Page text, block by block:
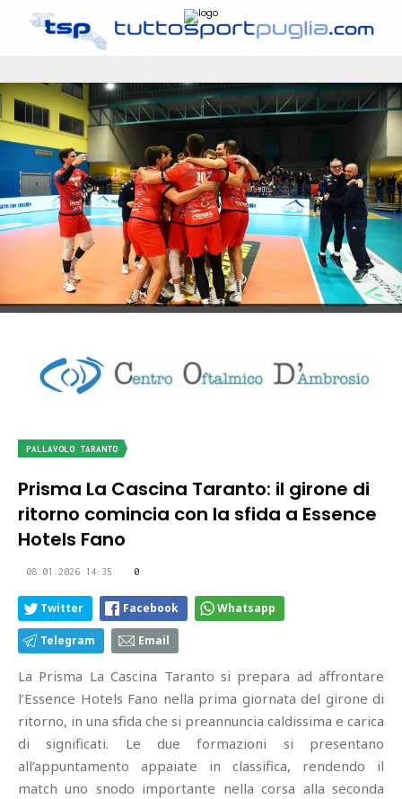
PALLAVOLO TARANTO
Prisma La Cascina Taranto: il girone di
ritorno comincia con la sfida a Essence
Hotels Fano
08.01.2026 14:35 0
Twitter Facebook Whatsapp
Telegram Email
La Prisma La Cascina Taranto si prepara ad affrontare
l’Essence Hotels Fano nella prima giornata del girone di
ritorno, in una sfida che si preannuncia caldissima e carica
di significati. Le due formazioni si presentano
all’appuntamento appaiate in classifica, rendendo il
match uno snodo importante nella corsa alla seconda